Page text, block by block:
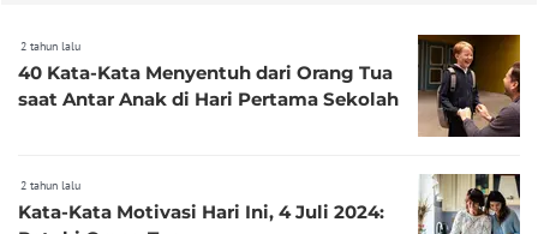
2 tahun lalu
40 Kata-Kata Menyentuh dari Orang Tua
saat Antar Anak di Hari Pertama Sekolah
2 tahun lalu
Kata-Kata Motivasi Hari Ini, 4 Juli 2024: